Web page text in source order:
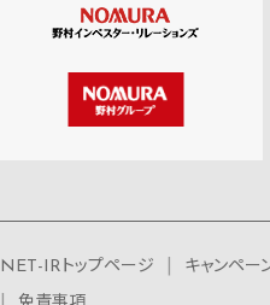
NET-IRトップページ キャンペー